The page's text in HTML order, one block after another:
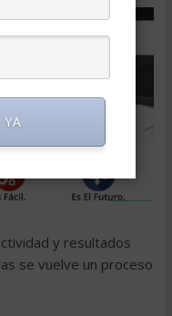
y resultados
se vuelve un proceso
YA